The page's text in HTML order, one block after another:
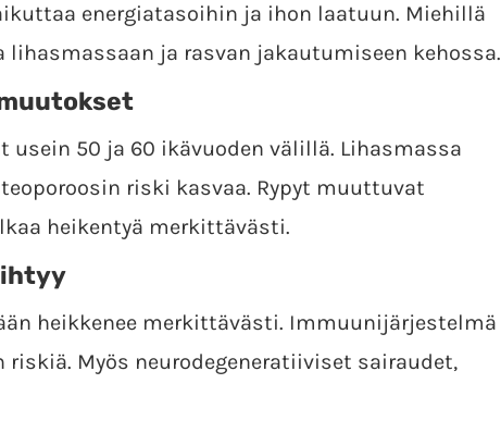
energiatasoihin ja ihon laatuun. Miehillä
ja rasvan jakautumiseen kehossa.
50 ja 60 ikävuoden välillä. Lihasmassa
riski kasvaa. Rypyt muuttuvat
heikentyä merkittävästi.
heikkenee merkittävästi. Immuunijärjestelmä
Myös neurodegeneratiiviset sairaudet,